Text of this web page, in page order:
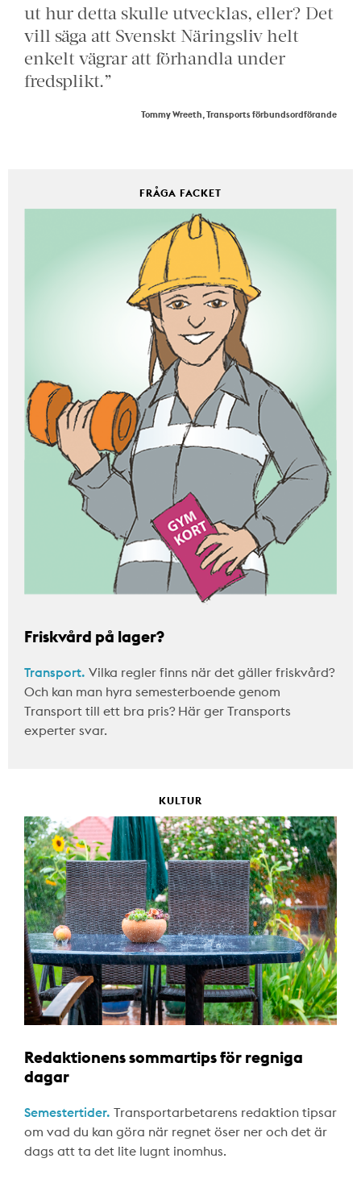
ut hur detta skulle utvecklas, eller? Det
vill säga att Svenskt Näringsliv helt
enkelt vägrar att förhandla under
fredsplikt.”
Tommy Wreeth, Transports förbundsordförande
FRÅGA FACKET
Friskvård på lager?
Transport. Vilka regler finns när det gäller friskvård?
Och kan man hyra semesterboende genom
Transport till ett bra pris? Här ger Transports
experter svar.
KULTUR
Redaktionens sommartips för regniga
dagar
Semestertider. Transportarbetarens redaktion tipsar
om vad du kan göra när regnet öser ner och det är
dags att ta det lite lugnt inomhus.